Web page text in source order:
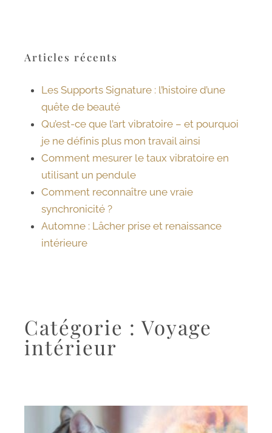
Articles récents
Les Supports Signature : l’histoire d’une
quête de beauté
Qu’est-ce que l’art vibratoire – et pourquoi
je ne définis plus mon travail ainsi
Comment mesurer le taux vibratoire en
utilisant un pendule
Comment reconnaître une vraie
synchronicité ?
Automne : Lâcher prise et renaissance
intérieure
Catégorie : Voyage
intérieur